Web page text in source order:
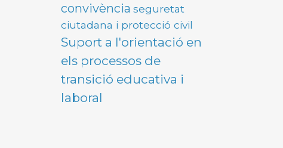
convivència seguretat
ciutadana i protecció civil
Suport a l'orientació en
els processos de
transició educativa i
laboral